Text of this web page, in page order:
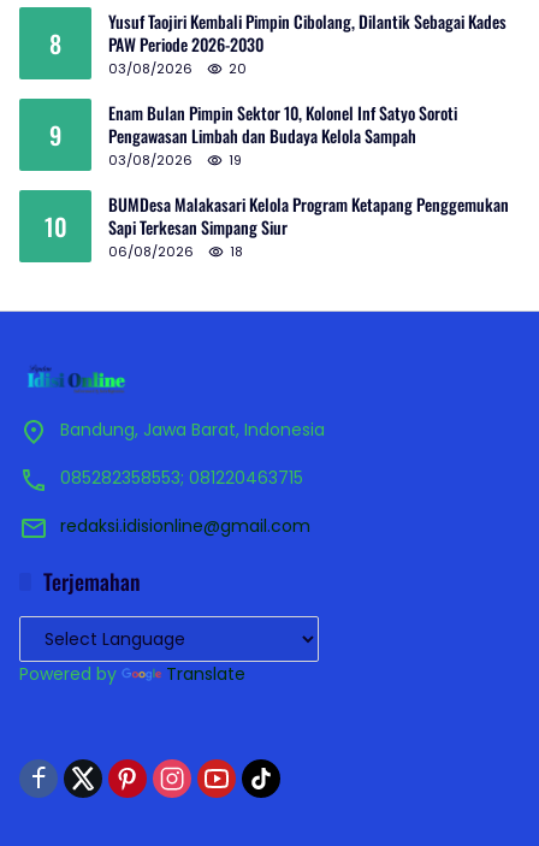
8
Yusuf Taojiri Kembali Pimpin Cibolang, Dilantik Sebagai Kades
PAW Periode 2026-2030
03/08/2026 20
9
Enam Bulan Pimpin Sektor 10, Kolonel Inf Satyo Soroti
Pengawasan Limbah dan Budaya Kelola Sampah
03/08/2026 19
10
BUMDesa Malakasari Kelola Program Ketapang Penggemukan
Sapi Terkesan Simpang Siur
06/08/2026 18
Bandung, Jawa Barat, Indonesia
085282358553; 081220463715
redaksi.idisionline@gmail.com
Terjemahan
Powered by Translate